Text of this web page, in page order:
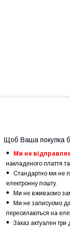
Щоб Ваша покупка
Ми не
накладеного плаття
Стандартно ми не
електронну пошту.
Ми не вживаємо
Ми не записуємо
пересилаються на
Заказ актуален три